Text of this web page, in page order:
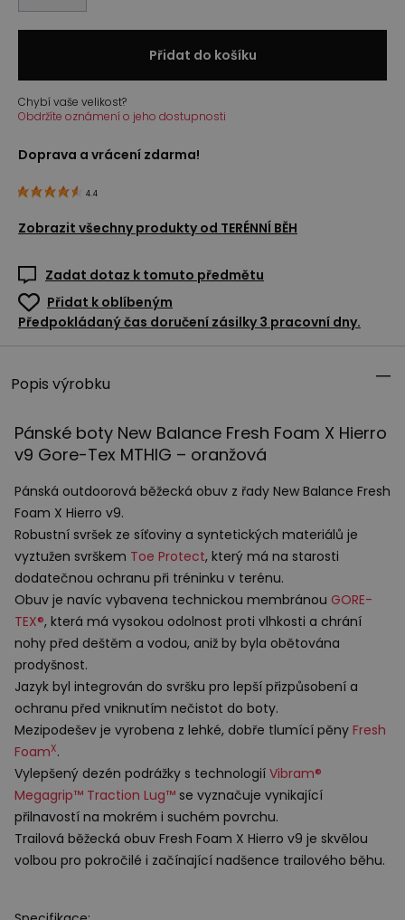
Přidat do košíku
Chybí vaše velikost?
Obdržíte oznámení o jeho dostupnosti
Doprava a vrácení zdarma!
4.4
Zobrazit všechny produkty od TERÉNNÍ BĚH
Zadat dotaz k tomuto předmětu
Přidat k oblíbeným
Předpokládaný čas doručení zásilky 3 pracovní dny.
Popis výrobku
Pánské boty New Balance Fresh Foam X Hierro
v9 Gore-Tex MTHIG – oranžová
Pánská outdoorová běžecká obuv z řady New Balance Fresh
Foam X Hierro v9.
Robustní svršek ze síťoviny a syntetických materiálů je
vyztužen svrškem Toe Protect, který má na starosti
dodatečnou ochranu při tréninku v terénu.
Obuv je navíc vybavena technickou membránou GORE-
TEX®, která má vysokou odolnost proti vlhkosti a chrání
nohy před deštěm a vodou, aniž by byla obětována
prodyšnost.
Jazyk byl integrován do svršku pro lepší přizpůsobení a
ochranu před vniknutím nečistot do boty.
Mezipodešev je vyrobena z lehké, dobře tlumící pěny Fresh
FoamX.
Vylepšený dezén podrážky s technologií Vibram®
Megagrip™ Traction Lug™ se vyznačuje vynikající
přilnavostí na mokrém i suchém povrchu.
Trailová běžecká obuv Fresh Foam X Hierro v9 je skvělou
volbou pro pokročilé i začínající nadšence trailového běhu.